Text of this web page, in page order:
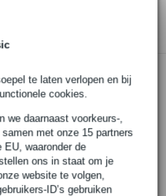
te laten verlopen en bij
cookies.
we daarnaast voorkeurs-,
met onze 15 partners
EU, waaronder de
ons in staat om je
website te volgen,
ID’s gebruiken
staal